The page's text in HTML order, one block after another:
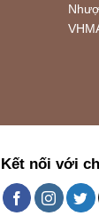
Kết nối với